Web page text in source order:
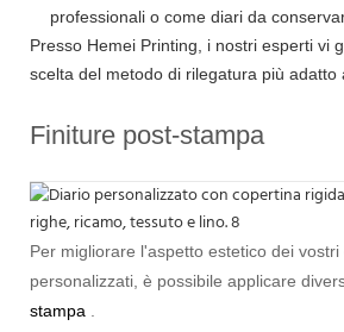
professionali o come diari da
Presso Hemei Printing, i nostri esperti vi
scelta del metodo di rilegatura più adatto
Finiture post-stampa
Per migliorare l'aspetto estetico dei
personalizzati, è possibile applicare
stampa